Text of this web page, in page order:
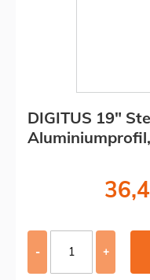
DIGITUS 19"
- +